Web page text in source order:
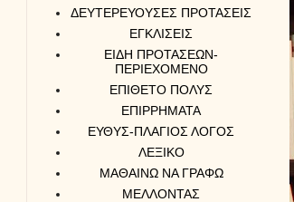
ΔΕΥΤΕΡΕΥΟΥΣΕΣ ΠΡΟΤΑΣΕΙΣ
ΕΓΚΛΙΣΕΙΣ
ΕΙΔΗ ΠΡΟΤΑΣΕΩΝ-
ΠΕΡΙΕΧΟΜΕΝΟ
ΕΠΙΘΕΤΟ ΠΟΛΥΣ
ΕΠΙΡΡΗΜΑΤΑ
ΕΥΘΥΣ-ΠΛΑΓΙΟΣ ΛΟΓΟΣ
ΛΕΞΙΚΟ
ΜΑΘΑΙΝΩ ΝΑ ΓΡΑΦΩ
ΜΕΛΛΟΝΤΑΣ